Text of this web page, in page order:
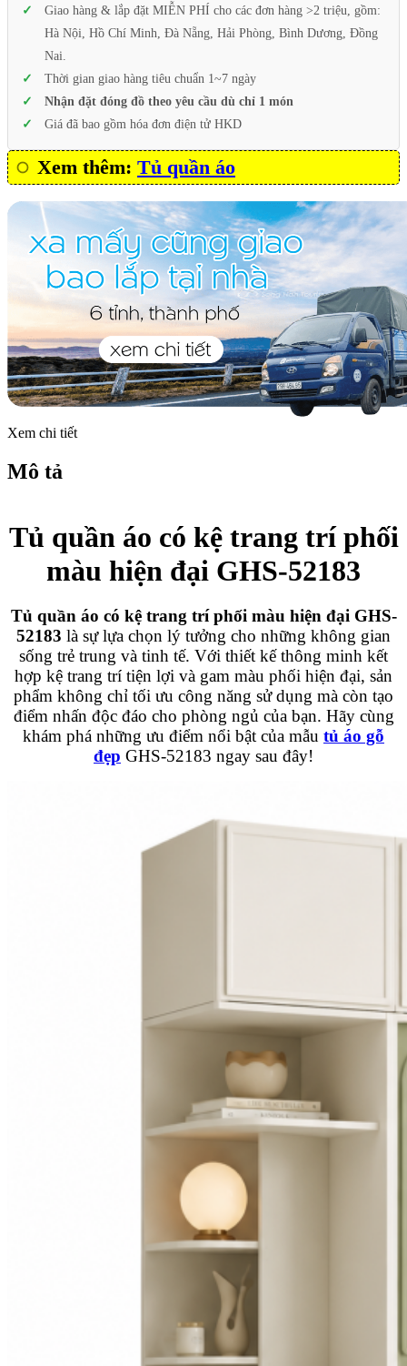
Giao hàng & lắp đặt MIỄN PHÍ cho các đơn hàng >2 triệu, gồm:
Hà Nội, Hồ Chí Minh, Đà Nẵng, Hải Phòng, Bình Dương, Đồng
Nai.
Thời gian giao hàng tiêu chuẩn 1~7 ngày
Nhận đặt đóng đồ theo yêu cầu dù chỉ 1 món
Giá đã bao gồm hóa đơn điện tử HKD
Xem thêm: Tủ quần áo
Xem chi tiết
Mô tả
Tủ quần áo có kệ trang trí phối
màu hiện đại GHS-52183
Tủ quần áo có kệ trang trí phối màu hiện đại GHS-
52183 là sự lựa chọn lý tưởng cho những không gian
sống trẻ trung và tinh tế. Với thiết kế thông minh kết
hợp kệ trang trí tiện lợi và gam màu phối hiện đại, sản
phẩm không chỉ tối ưu công năng sử dụng mà còn tạo
điểm nhấn độc đáo cho phòng ngủ của bạn. Hãy cùng
khám phá những ưu điểm nổi bật của mẫu tủ áo gỗ
đẹp GHS-52183 ngay sau đây!